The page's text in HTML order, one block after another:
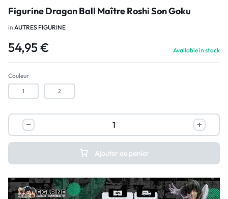
Figurine Dragon Ball Maître Roshi Son Goku
in AUTRES FIGURINE
54,95€ Available in stock
Couleur
1 2
Ajouter au panier